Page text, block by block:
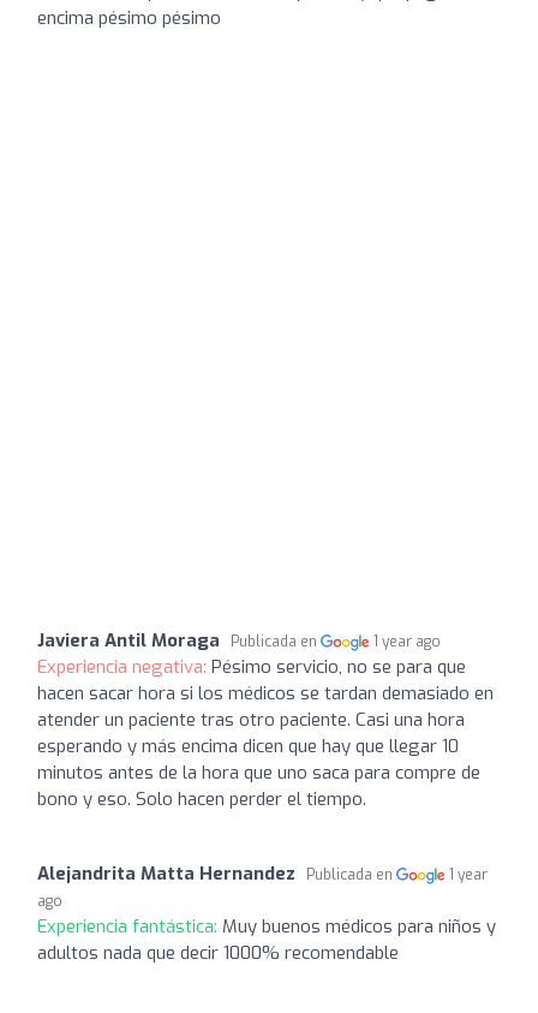
encima pésimo pésimo
Javiera Antil Moraga Publicada en 1 year ago
Experiencia negativa: Pésimo servicio, no se para que
hacen sacar hora si los médicos se tardan demasiado en
atender un paciente tras otro paciente. Casi una hora
esperando y más encima dicen que hay que llegar 10
minutos antes de la hora que uno saca para compre de
bono y eso. Solo hacen perder el tiempo.
Alejandrita Matta Hernandez Publicada en
1 year
ago
Experiencia fantástica: Muy buenos médicos para niños y
adultos nada que decir 1000% recomendable